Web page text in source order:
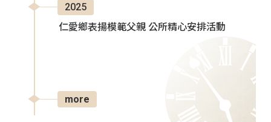
2025
仁愛鄉表揚模範父親 公所精心安排活動
more